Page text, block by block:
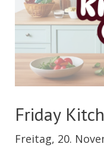
Friday
Freitag, 20.